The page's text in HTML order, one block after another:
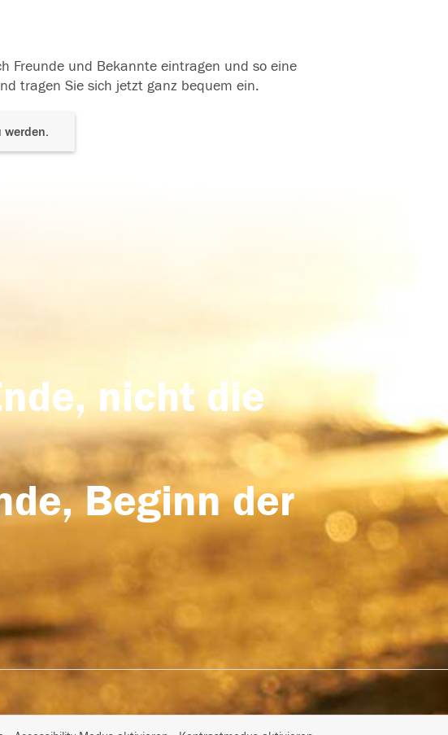
Freunde und Bekannte eintragen und so eine
tragen Sie sich jetzt ganz bequem ein.
werden.
nicht die
Beginn der